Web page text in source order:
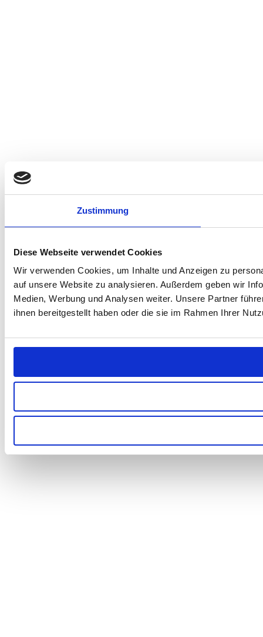
Zustimmung
Diese Webseite verwendet Cookies
Wir verwenden Cookies, um Inhalte und Anzeigen zu
auf unsere Website zu analysieren. Außerdem geben wir
Medien, Werbung und Analysen weiter. Unsere Partner
ihnen bereitgestellt haben oder die sie im Rahmen Ihrer